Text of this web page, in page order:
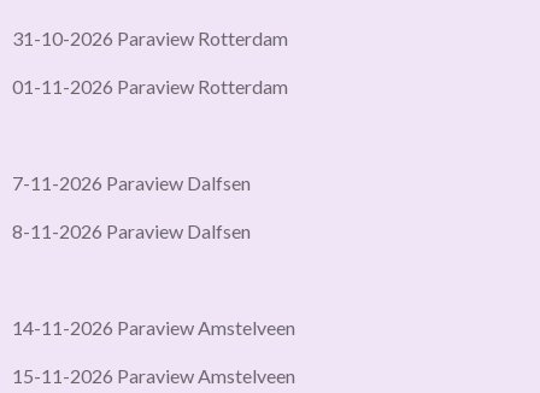
31-10-2026 Paraview Rotterdam
01-11-2026 Paraview Rotterdam
7-11-2026 Paraview Dalfsen
8-11-2026 Paraview Dalfsen
14-11-2026 Paraview Amstelveen
15-11-2026 Paraview Amstelveen